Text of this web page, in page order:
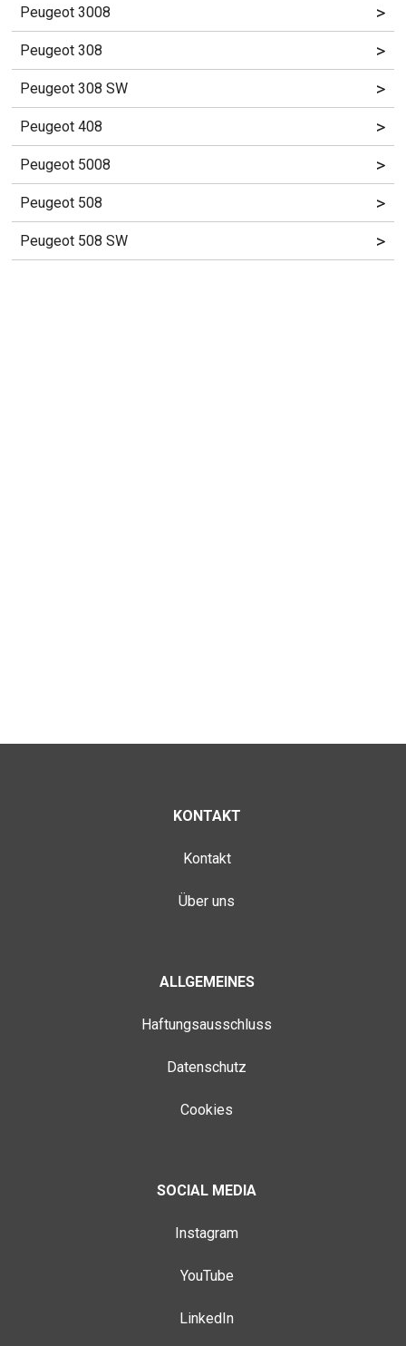
Peugeot 3008 >
Peugeot 308 >
Peugeot 308 SW >
Peugeot 408 >
Peugeot 5008 >
Peugeot 508 >
Peugeot 508 SW >
KONTAKT
Kontakt
Über uns
ALLGEMEINES
Haftungsausschluss
Datenschutz
Cookies
SOCIAL MEDIA
Instagram
YouTube
LinkedIn